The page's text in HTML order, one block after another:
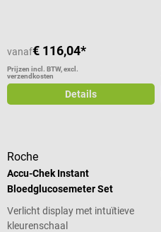
vanaf€ 116,04*
Prijzen incl. BTW, excl.
verzendkosten
Details
Roche
Accu-Chek Instant
Bloedglucosemeter Set
Verlicht display met intuïtieve
kleurenschaal